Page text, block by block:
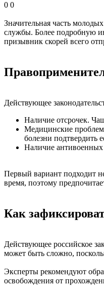
0 0
Значительная часть
службы. Более подробную
призывник скорей всего
Действующее
Наличие отсрочек.
Медицинские
болезни подтвердить
Наличие
Первый вариант подходит
время, поэтому
Как
Действующее российское
может быть сложно,
Эксперты рекомендуют
освобождения от